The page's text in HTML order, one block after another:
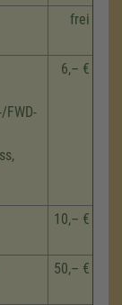
frei
FWD-
6,– €
10,– €
50,– €